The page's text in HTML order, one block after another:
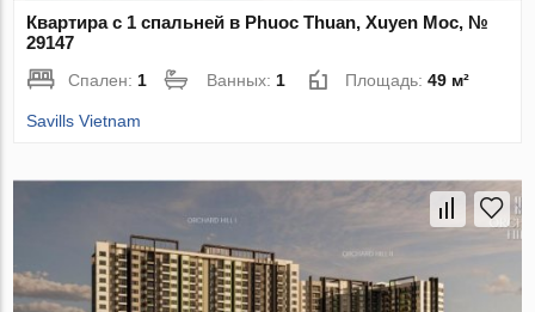
Квартира с 1 спальней в Phuoc Thuan, Xuyen Moc, №
29147
Спален: 1 Ванных: 1 Площадь:49 м²
Savills Vietnam